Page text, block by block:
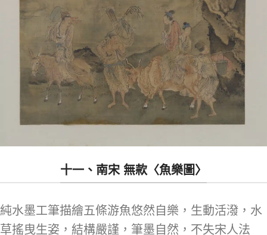
十一、南宋 無款〈魚樂圖〉
純水墨工筆描繪五條游魚悠然自樂，生動活潑，水
草搖曳生姿，結構嚴謹，筆墨自然，不失宋人法